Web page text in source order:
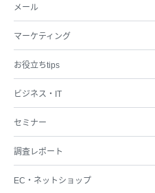
メール
マーケティング
お役立ちtips
ビジネス・IT
セミナー
調査レポート
EC・ネットショップ